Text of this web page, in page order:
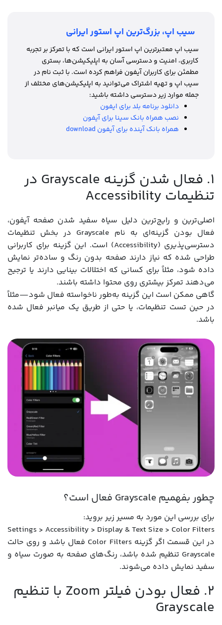
سیب اپ، بزرگ‌ترین اپ استور ایرانی
سیب اپ معتبرترین اپ استور ایرانی است که با تمرکز بر تجربه
کاربری، امنیت و دسترسی آسان به اپلیکیشن‌ها، بستری
مطمئن برای کاربران آیفون فراهم کرده است. با ثبت نام در
سیب اپ و تهیه اشتراک می‌توانید به اپلیکیشن‌های مختلف از
جمله موارد زیر دسترسی داشته باشید:
دانلود برنامه بلد برای ایفون
نصب همراه بانک سینا برای آیفون
همراه بانک آینده برای آیفون download
۱. فعال شدن گزینه Grayscale در
تنظیمات Accessibility
اصلی‌ترین و رایج‌ترین دلیل سیاه سفید شدن صفحه آیفون،
فعال بودن گزینه‌ای به نام Grayscale در بخش تنظیمات
دسترسی‌پذیری (Accessibility) است. این گزینه برای کاربرانی
طراحی شده که نیاز دارند صفحه بدون رنگ و ساده‌تر نمایش
داده شود، مثلاً برای کسانی که اختلالات بینایی دارند یا ترجیح
می‌دهند تمرکز بیشتری روی محتوا داشته باشند.
گاهی ممکن است این گزینه به‌طور ناخواسته فعال شود—مثلاً
در حین تست تنظیمات، یا حتی از طریق یک میانبر فعال شده
باشد.
چطور بفهمیم Grayscale فعال است؟
برای بررسی این مورد به مسیر زیر بروید:
Settings > Accessibility > Display & Text Size > Color Filters
در این قسمت اگر گزینه‌ Color Filters فعال باشد و روی حالت
Grayscale تنظیم شده باشد، رنگ‌های صفحه به صورت سیاه و
سفید نمایش داده می‌شوند.
۲. فعال بودن فیلتر Zoom با تنظیم
Grayscale